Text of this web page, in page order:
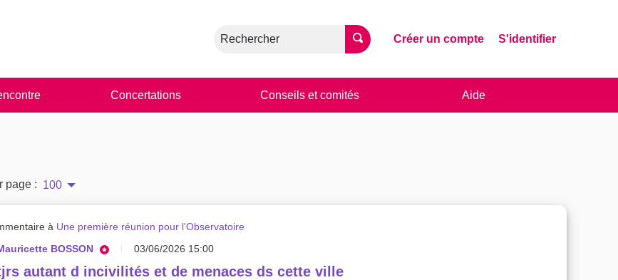
Rechercher Créer un compte S'identifier
Concertations Conseils et comités Aide
page : 100
à Une première réunion pour l'Observatoire
BOSSON
03/06/2026 15:00
autant d incivilités et de menaces ds cette ville